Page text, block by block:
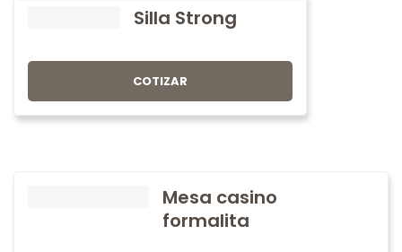
Silla Strong
COTIZAR
Mesa casino
formalita